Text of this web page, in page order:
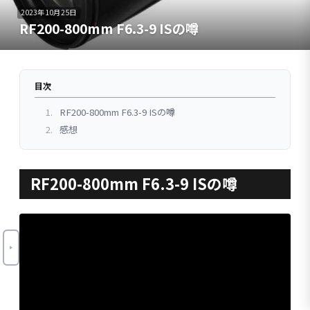
2023年10月25日
RF200-800mm F6.3-9 ISの噂
目次
1.
RF200-800mm F6.3-9 ISの噂
2. 感想
RF200-800mm F6.3-9 ISの噂